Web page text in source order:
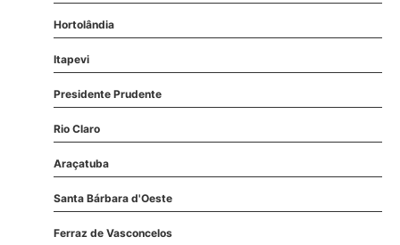
Hortolândia
Itapevi
Presidente Prudente
Rio Claro
Araçatuba
Santa Bárbara d'Oeste
Ferraz de Vasconcelos